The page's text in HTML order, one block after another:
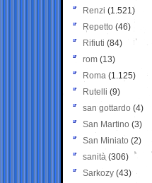
Renzi (1.521)
Repetto (46)
Rifiuti (84)
rom (13)
Roma (1.125)
Rutelli (9)
san gottardo (4)
San Martino (3)
San Miniato (2)
sanità (306)
Sarkozy (43)